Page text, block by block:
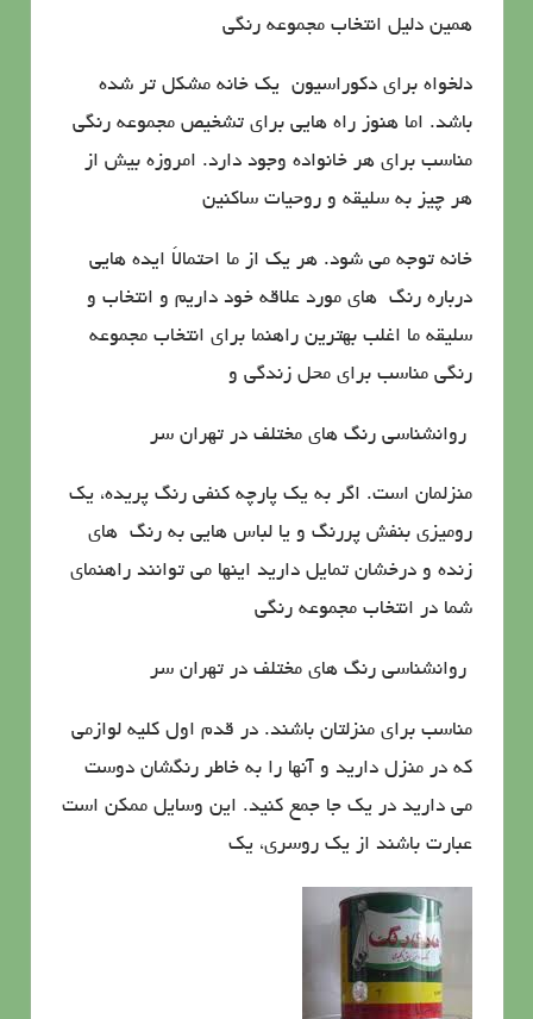
همین دلیل انتخاب مجموعه رنگی
دلخواه برای دكوراسیون یك خانه مشكل تر شده
باشد. اما هنوز راه هایی برای تشخیص مجموعه رنگی
مناسب برای هر خانواده وجود دارد. امروزه بیش از
هر چیز به سلیقه و روحیات ساكنین
خانه توجه می شود. هر یك از ما احتمالاً ایده هایی
درباره رنگ های مورد علاقه خود داریم و انتخاب و
سلیقه ما اغلب بهترین راهنما برای انتخاب مجموعه
رنگی مناسب برای محل زندگی و
روانشناسي رنگ هاي مختلف در تهران سر
منزلمان است. اگر به یك پارچه كنفی رنگ پریده، یك
رومیزی بنفش پررنگ و یا لباس هایی به رنگ های
زنده و درخشان تمایل دارید اینها می توانند راهنمای
شما در انتخاب مجموعه رنگی
روانشناسي رنگ هاي مختلف در تهران سر
مناسب برای منزلتان باشند. در قدم اول كلیه لوازمی
كه در منزل دارید و آنها را به خاطر رنگشان دوست
می دارید در یك جا جمع كنید. این وسایل ممكن است
عبارت باشند از یك روسری، یك